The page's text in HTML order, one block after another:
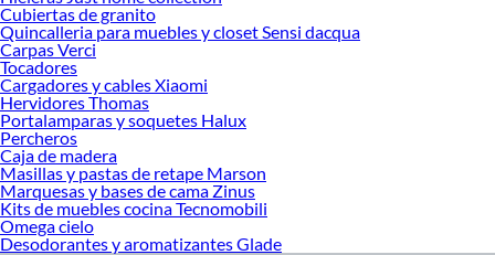
Cubiertas de granito
Quincalleria para muebles y closet Sensi dacqua
Carpas Verci
Tocadores
Cargadores y cables Xiaomi
Hervidores Thomas
Portalamparas y soquetes Halux
Percheros
Caja de madera
Masillas y pastas de retape Marson
Marquesas y bases de cama Zinus
Kits de muebles cocina Tecnomobili
Omega cielo
Desodorantes y aromatizantes Glade